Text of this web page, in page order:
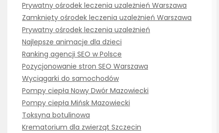
Prywatny ośrodek leczenia uzależnień Warszawa
Zamknięty ośrodek leczenia uzależnień Warszawa
Prywatny ośrodek leczenia uzależnień
Najlepsze animacje dla dzieci
Ranking agencji SEO w Polsce
Pozycjonowanie stron SEO Warszawa
Wyciągarki do samochodów
Pompy ciepła Nowy Dwór Mazowiecki
Pompy ciepła Mińsk Mazowiecki
Toksyna botulinowa
Krematorium dla zwierząt Szczecin